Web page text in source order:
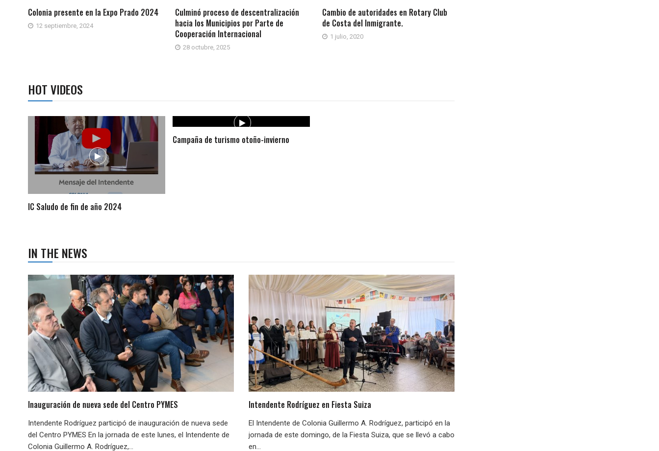
Colonia presente en la Expo Prado 2024
12 septiembre, 2024
Culminó proceso de descentralización
hacia los Municipios por Parte de
Cooperación Internacional
28 octubre, 2025
Cambio de autoridades en Rotary Club
de Costa del Inmigrante.
1 julio, 2020
HOT VIDEOS
IC Saludo de fin de año 2024
Campaña de turismo otoño-invierno
IN THE NEWS
Inauguración de nueva sede del Centro PYMES
Intendente Rodríguez participó de inauguración de nueva sede
del Centro PYMES En la jornada de este lunes, el Intendente de
Colonia Guillermo A. Rodríguez,...
Intendente Rodríguez en Fiesta Suiza
El Intendente de Colonia Guillermo A. Rodríguez, participó en la
jornada de este domingo, de la Fiesta Suiza, que se llevó a cabo
en...